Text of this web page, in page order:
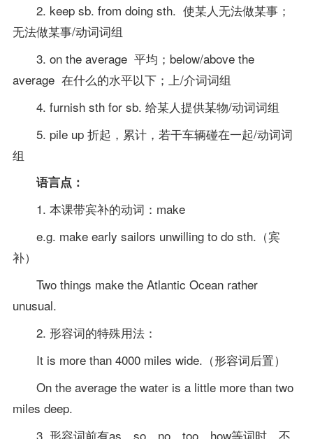
2. keep sb. from doing sth. 使某人无法做某事；
无法做某事/动词词组
3. on the average 平均；below/above the
average 在什么的水平以下；上/介词词组
4. furnish sth for sb. 给某人提供某物/动词词组
5. pile up 折起，累计，若干车辆碰在一起/动词词
组
语言点：
1. 本课带宾补的动词：make
e.g. make early sailors unwilling to do sth.（宾
补）
Two things make the Atlantic Ocean rather
unusual.
2. 形容词的特殊用法：
It is more than 4000 miles wide.（形容词后置）
On the average the water is a little more than two
miles deep.
3. 形容词前有as，so，no，too，how等词时，不